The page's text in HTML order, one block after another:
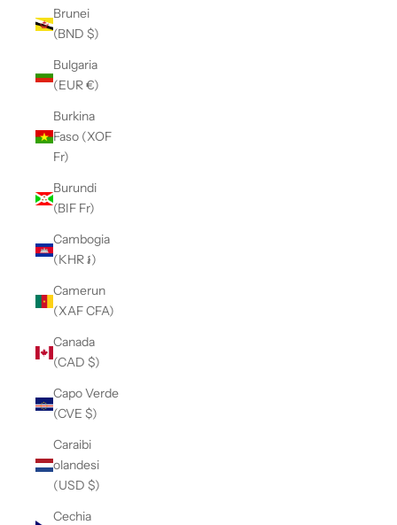
Brunei
(BND $)
Bulgaria
(EUR €)
Burkina
Faso (XOF
Fr)
Burundi
(BIF Fr)
Cambogia
(KHR ៛)
Camerun
(XAF CFA)
Canada
(CAD $)
Capo Verde
(CVE $)
Caraibi
olandesi
(USD $)
Cechia